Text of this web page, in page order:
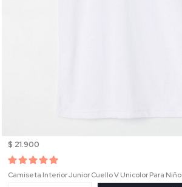
$ 21.900
Camiseta Interior Junior Cuello V Unicolor Para Niño